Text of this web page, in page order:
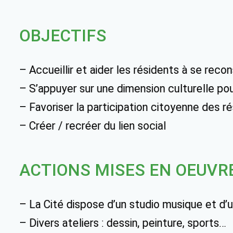
OBJECTIFS
– Accueillir et aider les résidents à se
– S’appuyer sur une dimension culturelle
– Favoriser la participation citoyenne des
– Créer / recréer du lien social
ACTIONS MISES EN
– La Cité dispose d’un studio musique et
– Divers ateliers : dessin, peinture, sports…